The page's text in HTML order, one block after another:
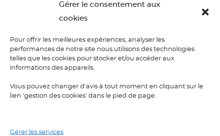
Gérer le consentement aux
cookies
Pour offrir les meilleures expériences, analyser les
performances de notre site nous utilisons des technologies
telles que les cookies pour stocker et/ou accéder aux
informations des appareils.
Vous pouvez changer d'avis à tout moment en cliquant sur le
lien 'gestion des cookies' dans le pied de page.
Gérer les services
Joyeuse Journée
européenne des
langues !
Comment allez-vous la célébrer ?